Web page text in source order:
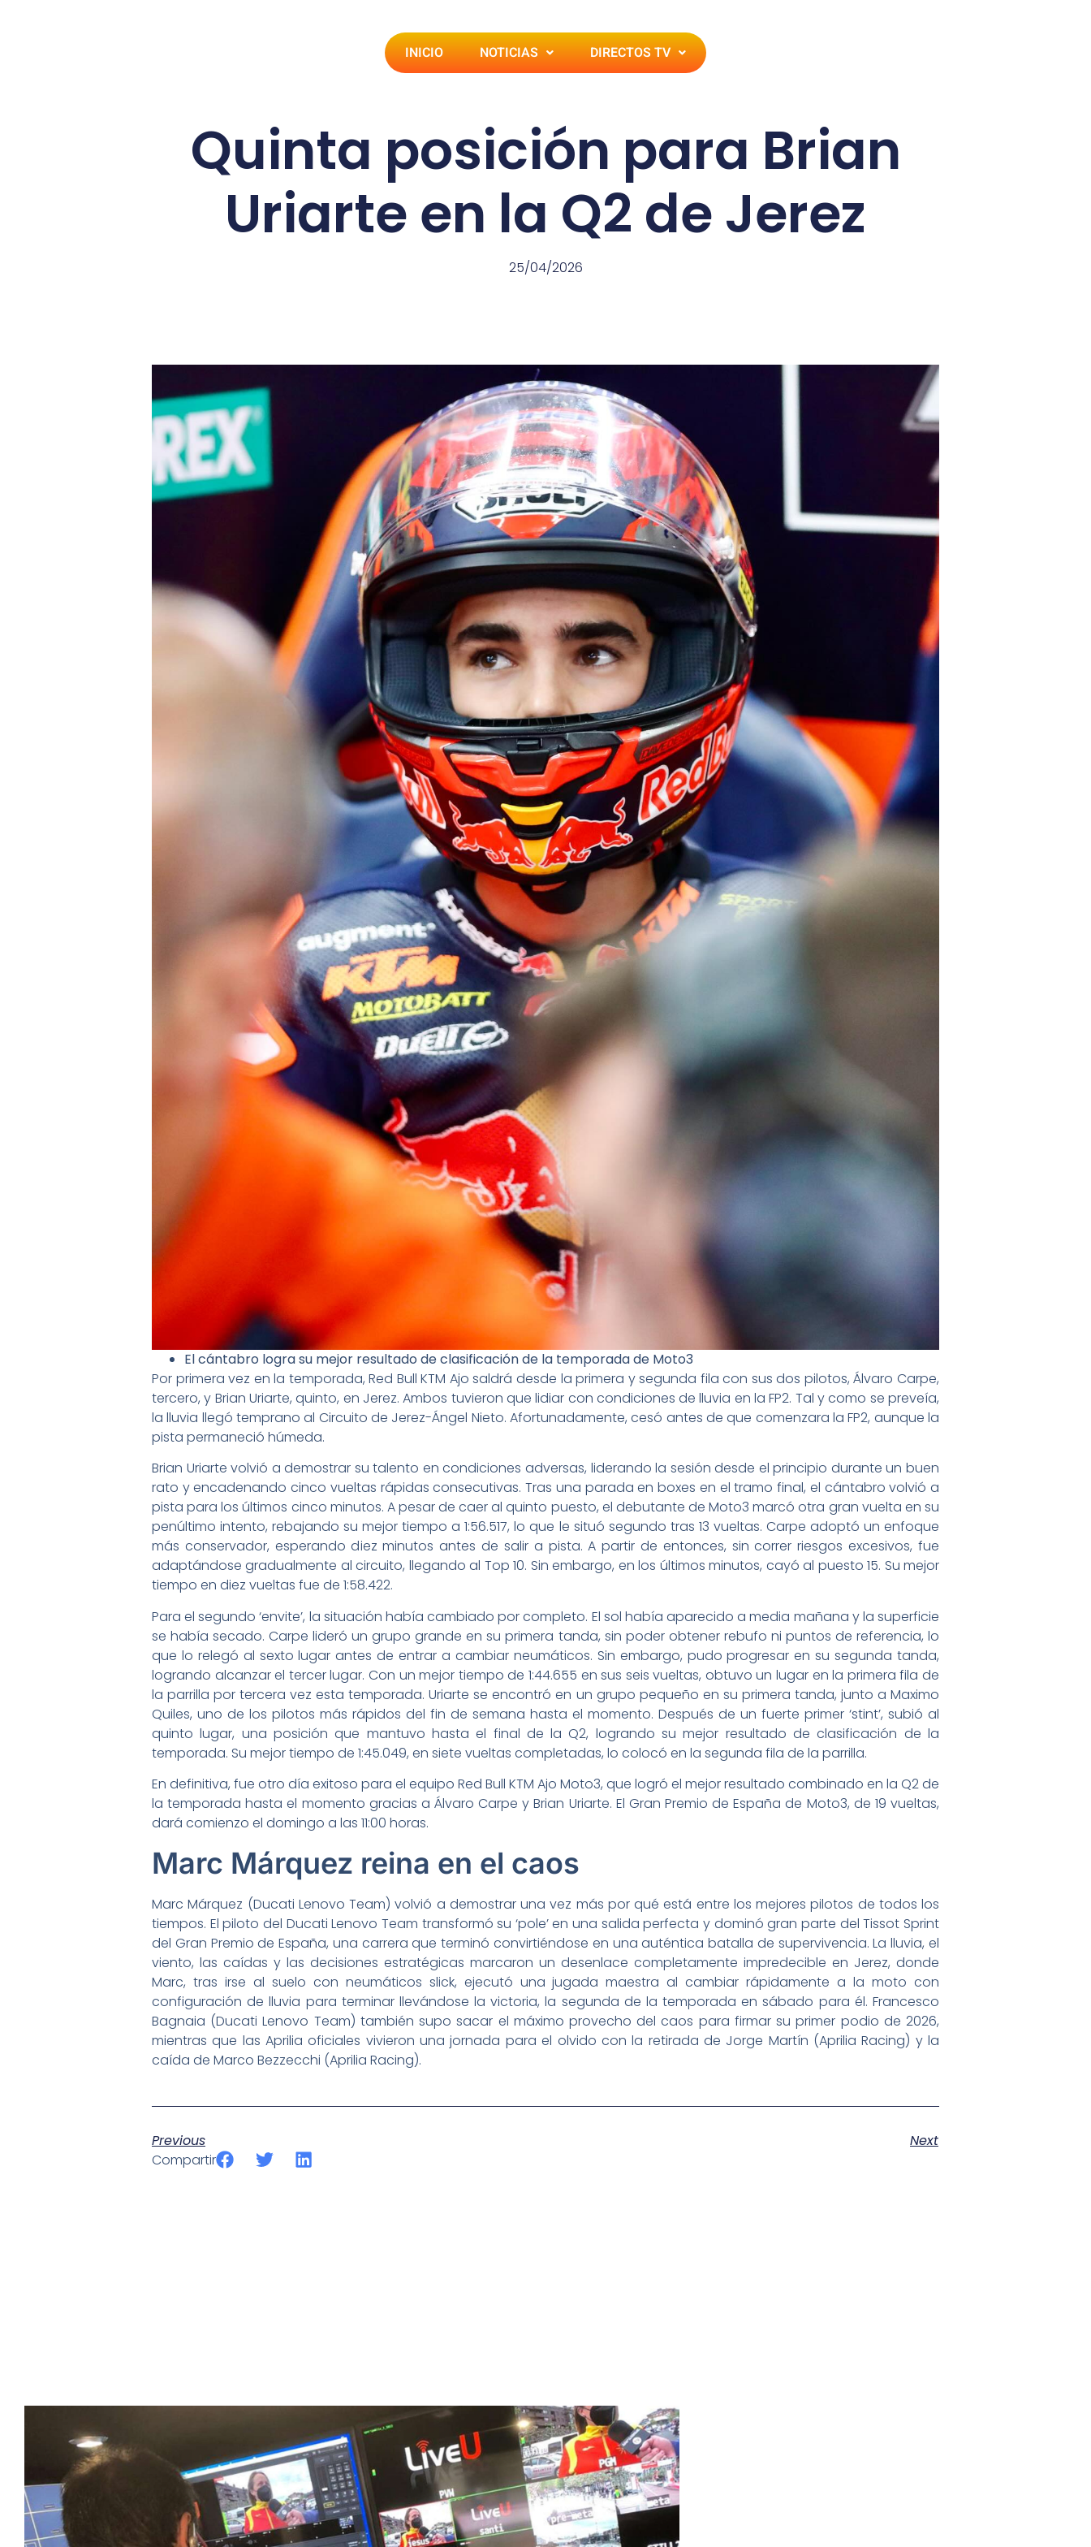
INICIO NOTICIAS DIRECTOS TV
Quinta posición para Brian
Uriarte en la Q2 de Jerez
25/04/2026
El cántabro logra su mejor resultado de clasificación de la temporada de Moto3
Por primera vez en la temporada, Red Bull KTM Ajo saldrá desde la primera y segunda fila con sus dos pilotos, Álvaro Carpe,
tercero, y Brian Uriarte, quinto, en Jerez. Ambos tuvieron que lidiar con condiciones de lluvia en la FP2. Tal y como se preveía,
la lluvia llegó temprano al Circuito de Jerez-Ángel Nieto. Afortunadamente, cesó antes de que comenzara la FP2, aunque la
pista permaneció húmeda.
Brian Uriarte volvió a demostrar su talento en condiciones adversas, liderando la sesión desde el principio durante un buen
rato y encadenando cinco vueltas rápidas consecutivas. Tras una parada en boxes en el tramo final, el cántabro volvió a
pista para los últimos cinco minutos. A pesar de caer al quinto puesto, el debutante de Moto3 marcó otra gran vuelta en su
penúltimo intento, rebajando su mejor tiempo a 1:56.517, lo que le situó segundo tras 13 vueltas. Carpe adoptó un enfoque
más conservador, esperando diez minutos antes de salir a pista. A partir de entonces, sin correr riesgos excesivos, fue
adaptándose gradualmente al circuito, llegando al Top 10. Sin embargo, en los últimos minutos, cayó al puesto 15. Su mejor
tiempo en diez vueltas fue de 1:58.422.
Para el segundo ‘envite’, la situación había cambiado por completo. El sol había aparecido a media mañana y la superficie
se había secado. Carpe lideró un grupo grande en su primera tanda, sin poder obtener rebufo ni puntos de referencia, lo
que lo relegó al sexto lugar antes de entrar a cambiar neumáticos. Sin embargo, pudo progresar en su segunda tanda,
logrando alcanzar el tercer lugar. Con un mejor tiempo de 1:44.655 en sus seis vueltas, obtuvo un lugar en la primera fila de
la parrilla por tercera vez esta temporada. Uriarte se encontró en un grupo pequeño en su primera tanda, junto a Maximo
Quiles, uno de los pilotos más rápidos del fin de semana hasta el momento. Después de un fuerte primer ‘stint’, subió al
quinto lugar, una posición que mantuvo hasta el final de la Q2, logrando su mejor resultado de clasificación de la
temporada. Su mejor tiempo de 1:45.049, en siete vueltas completadas, lo colocó en la segunda fila de la parrilla.
En definitiva, fue otro día exitoso para el equipo Red Bull KTM Ajo Moto3, que logró el mejor resultado combinado en la Q2 de
la temporada hasta el momento gracias a Álvaro Carpe y Brian Uriarte. El Gran Premio de España de Moto3, de 19 vueltas,
dará comienzo el domingo a las 11:00 horas.
Marc Márquez reina en el caos
Marc Márquez (Ducati Lenovo Team) volvió a demostrar una vez más por qué está entre los mejores pilotos de todos los
tiempos. El piloto del Ducati Lenovo Team transformó su ‘pole’ en una salida perfecta y dominó gran parte del Tissot Sprint
del Gran Premio de España, una carrera que terminó convirtiéndose en una auténtica batalla de supervivencia. La lluvia, el
viento, las caídas y las decisiones estratégicas marcaron un desenlace completamente impredecible en Jerez, donde
Marc, tras irse al suelo con neumáticos slick, ejecutó una jugada maestra al cambiar rápidamente a la moto con
configuración de lluvia para terminar llevándose la victoria, la segunda de la temporada en sábado para él. Francesco
Bagnaia (Ducati Lenovo Team) también supo sacar el máximo provecho del caos para firmar su primer podio de 2026,
mientras que las Aprilia oficiales vivieron una jornada para el olvido con la retirada de Jorge Martín (Aprilia Racing) y la
caída de Marco Bezzecchi (Aprilia Racing).
Previous
Next
Compartir